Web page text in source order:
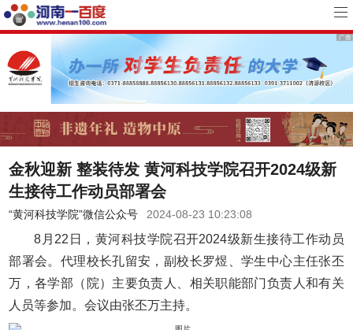
金秋迎新 整装待发 黄河科技学院召开2024级新
生接待工作动员部署会
“黄河科技学院”微信公众号 2024-08-23 10:23:08
8月22日，黄河科技学院召开2024级新生接待工作动员
部署会。代理校长孔留安，副校长罗煜、学生中心主任张丕
万，各学部（院）主要负责人、相关职能部门负责人和有关
人员等参加。会议由张丕万主持。